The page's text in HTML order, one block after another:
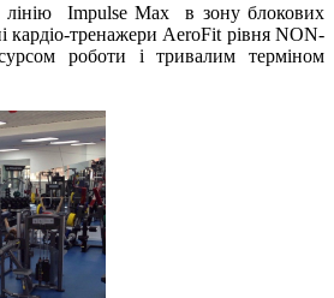
лінію Impulse Max в зону блокових
кардіо-тренажери AeroFit рівня NON-
роботи і тривалим терміном